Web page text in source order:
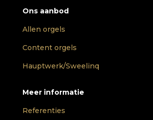
Ons aanbod
Allen orgels
Content orgels
Hauptwerk/Sweelinq
Meer informatie
Referenties